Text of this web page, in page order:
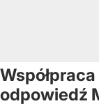
odpowiedź